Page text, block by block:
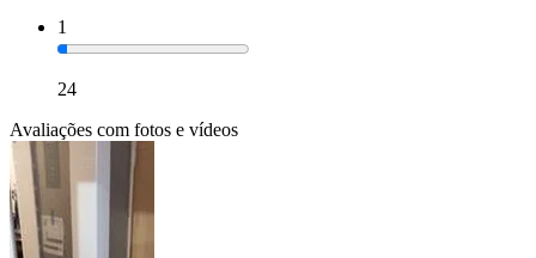
1
24
Avaliações com fotos e vídeos